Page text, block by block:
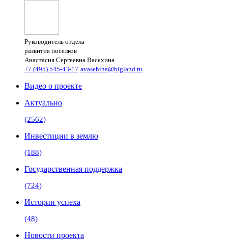
Руководитель отдела
развития поселков
Анастасия Сергеевна Васехина
+7 (495) 545-43-17 avasehina@bigland.ru
Видео о проекте
Актуально
(2562)
Инвестиции в землю
(188)
Государственная поддержка
(724)
Истории успеха
(48)
Новости проекта